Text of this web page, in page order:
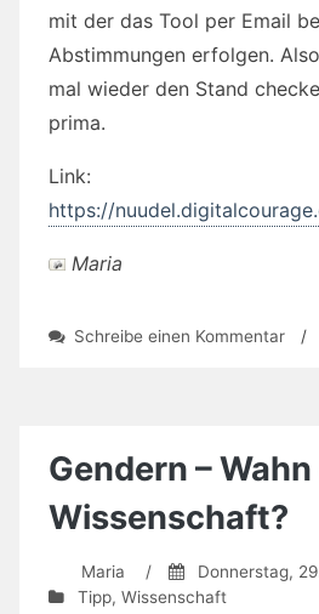
mit der das Tool per Email
Abstimmungen erfolgen.
mal wieder den Stand
prima.
Link:
https://
Maria
Schreibe einen Kommentarzu /
Gendern –
Wissenschaft?
Maria / Donnerstag,
Tipp, Wissenschaft